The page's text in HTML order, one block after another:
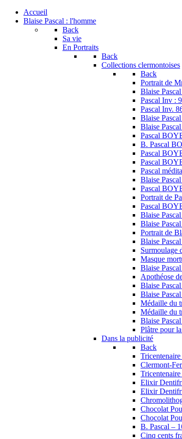
Accueil
Blaise Pascal : l'homme
Back
Sa vie
En Portraits
Back
Collections clermontoises
Back
Portrait de
Blaise
Pascal Inv :
Pascal Inv.
Blaise
Blaise
Pascal
B. Pascal
Pascal
Pascal
Pascal
Blaise
Pascal
Portrait de
Pascal
Blaise
Blaise
Portrait de
Blaise
Surmoulage
Masque
Blaise
Apothéose
Blaise
Blaise
Médaille du
Médaille du
Blaise
Plâtre pour
Dans la publicité
Back
Clermont-
Elixir
Elixir
Chocolat
Chocolat
B. Pascal –
Cinq cents